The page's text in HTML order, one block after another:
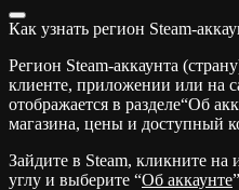
Как узнать регион Steam-
Регион Steam-аккаунта
клиенте, приложении или на
отображается в разделе“Об
магазина, цены и доступный
Зайдите в Steam, кликните
углу и выберите “Об аккаунте”